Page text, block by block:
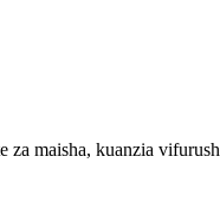
maisha, kuanzia